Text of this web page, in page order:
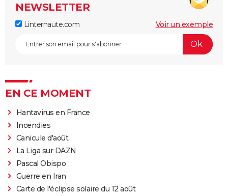
NEWSLETTER
Linternaute.com Voir un exemple
EN CE MOMENT
Hantavirus en France
Incendies
Canicule d'août
La Liga sur DAZN
Pascal Obispo
Guerre en Iran
Carte de l'éclipse solaire du 12 août